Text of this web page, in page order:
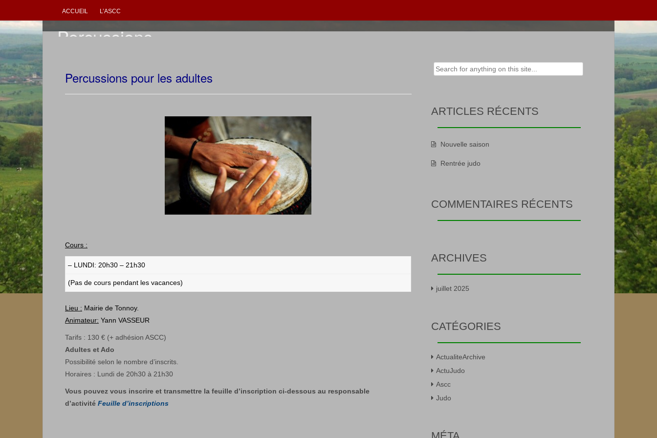
ACCUEIL L’ASCC
Percussions
Percussions pour les adultes
Cours :
– LUNDI: 20h30 – 21h30
(Pas de cours pendant les vacances)
Lieu : Mairie de Tonnoy.
Animateur: Yann VASSEUR
Tarifs : 130 € (+ adhésion ASCC)
Adultes et Ado
Possibilité selon le nombre d’inscrits.
Horaires : Lundi de 20h30 à 21h30
Vous pouvez vous inscrire et transmettre la feuille d’inscription ci-dessous au responsable
d’activité Feuille d’inscriptions
Search
for:
ARTICLES RÉCENTS
Nouvelle saison
Rentrée judo
COMMENTAIRES RÉCENTS
ARCHIVES
juillet 2025
CATÉGORIES
ActualiteArchive
ActuJudo
Ascc
Judo